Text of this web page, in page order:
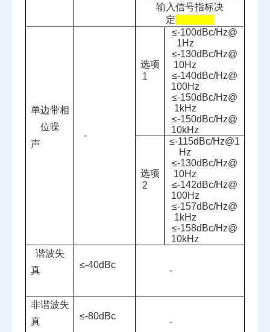
输入信号指标决
定
单边带相
位噪
声
-
选项
1
≤-100dBc/Hz@
1Hz
≤-130dBc/Hz@
10Hz
≤-140dBc/Hz@
100Hz
≤-150dBc/Hz@
1kHz
≤-150dBc/Hz@
10kHz
选项
2
≤-115dBc/Hz@1
Hz
≤-130dBc/Hz@
10Hz
≤-142dBc/Hz@
100Hz
≤-157dBc/Hz@
1kHz
≤-158dBc/Hz@
10kHz
谐波失
真
≤-40dBc
-
非谐波失
真
≤-80dBc
-